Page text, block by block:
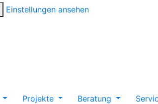
Einstellungen ansehen
Projekte Beratung